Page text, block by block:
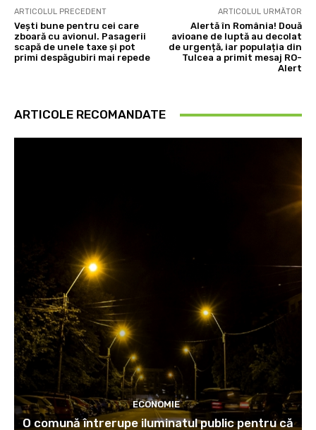
ARTICOLUL PRECEDENT
Vești bune pentru cei care
zboară cu avionul. Pasagerii
scapă de unele taxe și pot
primi despăgubiri mai repede
ARTICOLUL URMĂTOR
Alertă în România! Două
avioane de luptă au decolat
de urgență, iar populația din
Tulcea a primit mesaj RO-
Alert
ARTICOLE RECOMANDATE
ECONOMIE
O comună întrerupe iluminatul public pentru că